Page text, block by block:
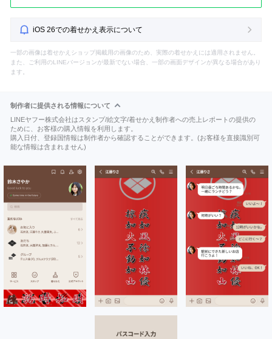
iOS 26での着せかえ表示について
一部の画像は着せかえショップ掲載用の画像のため、実際の着せかえには適用されません。
また、ご利用のLINEバージョンが最新でない場合、一部の画面デザインが異なる場合があり
ます。
制作者に提供される情報について
LINEヤフー株式会社はスタンプ/絵文字/着せかえ制作者への売上レポートの提供の
ために、お客様の購入情報を利用します。
購入日付、登録国情報は制作者から確認することができます。(お客様を直接識別可
能な情報は含まれません)